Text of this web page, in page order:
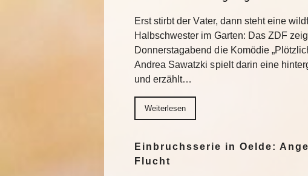
Erst stirbt der Vater, dann steht eine
Halbschwester im Garten: Das ZDF
Donnerstagabend die Komödie
Andrea Sawatzki spielt darin eine
und erzählt…
Weiterlesen
Einbruchsserie in Oelde:
Flucht